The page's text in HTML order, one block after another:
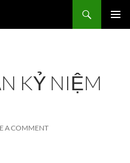
KỶ NIỆM
A COMMENT